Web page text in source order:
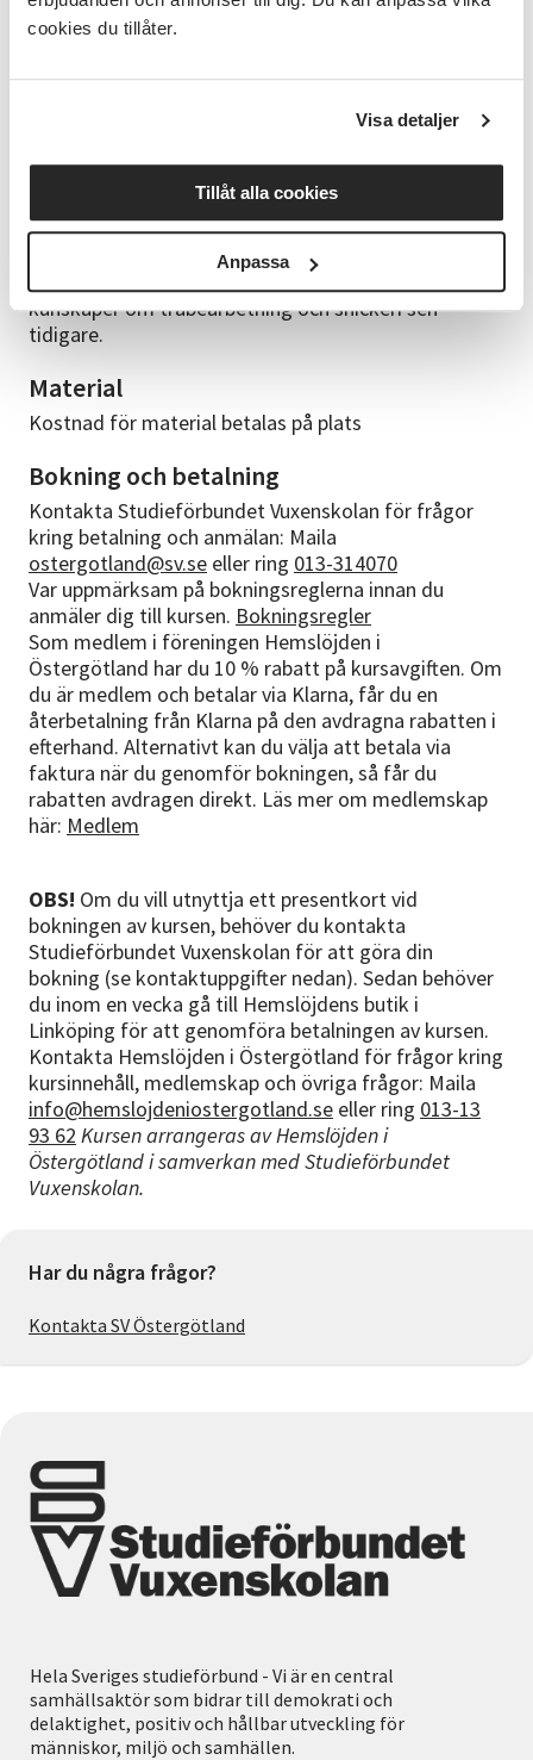
cookies du tillåter.
Visa detaljer
Tillåt alla cookies
Anpassa
Ramon Persson är en ansedd slöjdare och
långt utanför Sveriges gränser. Han arbetar med den
traditionella slöjdens tekniker, och blandar
verkstaden utanför Motala skapas näverburkar,
snickerier och andra bruksföremål.
Förkunskapskrav
Det är fördelaktigt om du har grundläggande
kunskaper om träbearbetning och snickeri sen
tidigare.
Material
Kostnad för material betalas på plats
Bokning och betalning
Kontakta Studieförbundet Vuxenskolan för frågor
kring betalning och anmälan: Maila
ostergotland@sv.se eller ring 013-314070
Var uppmärksam på bokningsreglerna innan du
anmäler dig till kursen. Bokningsregler
Som medlem i föreningen Hemslöjden i
Östergötland har du 10 % rabatt på kursavgiften. Om
du är medlem och betalar via Klarna, får du en
återbetalning från Klarna på den avdragna rabatten i
efterhand. Alternativt kan du välja att betala via
faktura när du genomför bokningen, så får du
rabatten avdragen direkt. Läs mer om medlemskap
här: Medlem
OBS! Om du vill utnyttja ett presentkort vid
bokningen av kursen, behöver du kontakta
Studieförbundet Vuxenskolan för att göra din
bokning (se kontaktuppgifter nedan). Sedan behöver
du inom en vecka gå till Hemslöjdens butik i
Linköping för att genomföra betalningen av kursen.
Kontakta Hemslöjden i Östergötland för frågor kring
kursinnehåll, medlemskap och övriga frågor: Maila
info@hemslojdeniostergotland.se eller ring 013-13
93 62 Kursen arrangeras av Hemslöjden i
Östergötland i samverkan med Studieförbundet
Vuxenskolan.
Har du några frågor?
Kontakta SV Östergötland
Hela Sveriges studieförbund - Vi är en central
samhällsaktör som bidrar till demokrati och
delaktighet, positiv och hållbar utveckling för
människor, miljö och samhällen.